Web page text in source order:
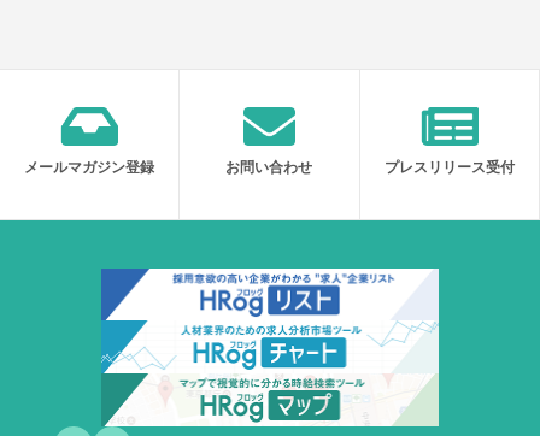
メールマガジン登録 お問い合わせ プレスリリース受付